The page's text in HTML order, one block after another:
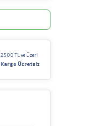
2500 TL ve Üzeri
Kargo Ücretsiz